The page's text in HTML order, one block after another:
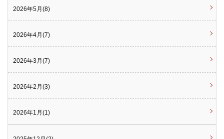
2026年5月(8)
2026年4月(7)
2026年3月(7)
2026年2月(3)
2026年1月(1)